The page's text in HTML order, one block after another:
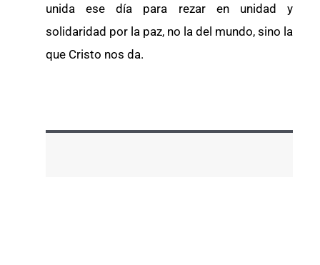
unida ese día para rezar en unidad y
solidaridad por la paz, no la del mundo, sino la
que Cristo nos da.